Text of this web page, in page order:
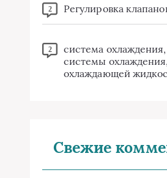
2 Регулировка
2
система
системы
охлаждающей
Свежие